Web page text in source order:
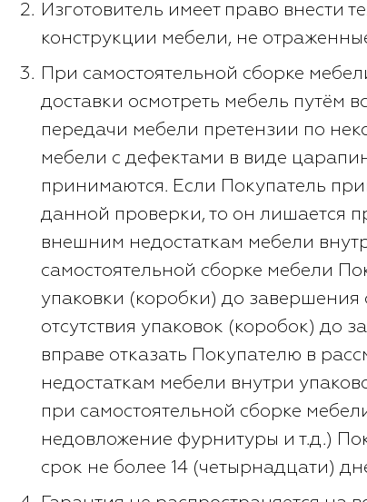
Изготовитель имеет право внести
конструкции мебели, не
При самостоятельной сборке
доставки осмотреть мебель путём
передачи мебели претензии по
мебели с дефектами в виде
принимаются. Если Покупатель
данной проверки, то он лишается
внешним недостаткам мебели
самостоятельной сборке мебели
упаковки (коробки) до завершения
отсутствия упаковок (коробок) до
вправе отказать Покупателю в
недостаткам мебели внутри
при самостоятельной сборке
недовложение фурнитуры и т.д.)
срок не более 14 (четырнадцати)